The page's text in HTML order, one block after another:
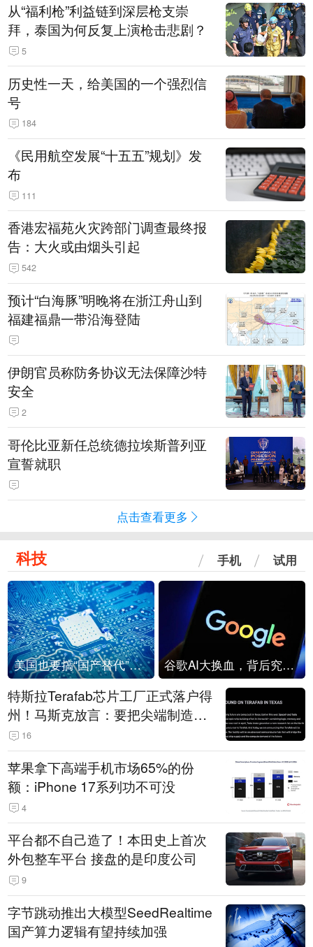
从“福利枪”利益链到深层枪支崇
拜，泰国为何反复上演枪击悲剧？
5
历史性一天，给美国的一个强烈信
号
184
《民用航空发展“十五五”规划》发
布
111
香港宏福苑火灾跨部门调查最终报
告：大火或由烟头引起
542
预计“白海豚”明晚将在浙江舟山到
福建福鼎一带沿海登陆
伊朗官员称防务协议无法保障沙特
安全
2
哥伦比亚新任总统德拉埃斯普列亚
宣誓就职
点击查看更多
科技 手机 试用
美国也要搞“国产替代”？先算清三笔账 谷歌AI大换血，背后究竟发生了什么？
特斯拉Terafab芯片工厂正式落户得
州！马斯克放言：要把尖端制造带
回美国
16
苹果拿下高端手机市场65%的份
额：iPhone 17系列功不可没
4
平台都不自己造了！本田史上首次
外包整车平台 接盘的是印度公司
9
字节跳动推出大模型SeedRealtime
国产算力逻辑有望持续加强